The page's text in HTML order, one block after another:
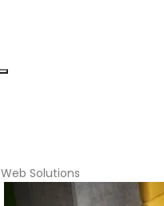
Web Solutions